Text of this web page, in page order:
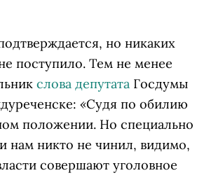
но никаких
поступило. Тем не менее
слова депутата Госдумы
«Судя по обилию
положении. Но специально
нам никто не чинил, видимо,
совершают уголовное